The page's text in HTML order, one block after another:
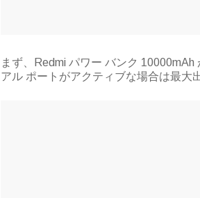
まず、Redmi パワー バンク
アル ポートがアクティブな場合は最大